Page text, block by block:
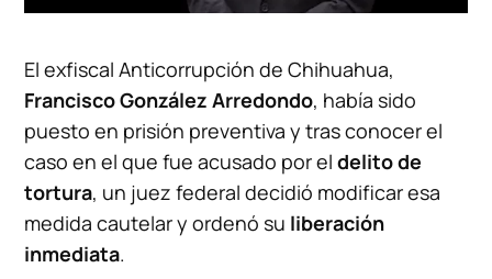
El exfiscal Anticorrupción de Chihuahua,
Francisco González Arredondo, había sido
puesto en prisión preventiva y tras conocer el
caso en el que fue acusado por eldelito de
tortura, un juez federal decidió modificar esa
medida cautelar y ordenó su liberación
inmediata.